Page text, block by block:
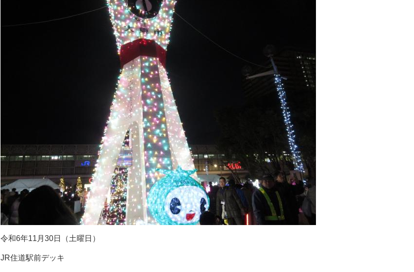
令和6年11月30日（土曜日）
JR住道駅前デッキ